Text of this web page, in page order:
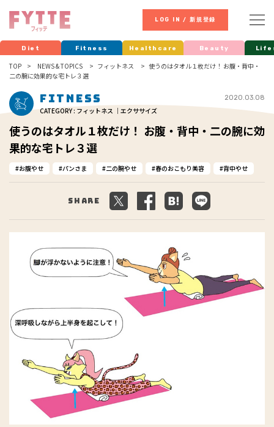
LOG IN / 新規登録
Diet Fitness Healthcare Beauty
TOP NEWS & TOPICS フィットネス
使うのはタオル１枚だけ！ お腹・背中・
二の腕に効果的な宅トレ３選
Fitness
CATEGORY : フィットネス ｜エクササイズ
2020.03.08
使うのはタオル１枚だけ！ お腹・背中・二の腕に効
果的な宅トレ３選
お腹やせ パンさま 二の腕やせ 春のおこもり美容 背中やせ
Share